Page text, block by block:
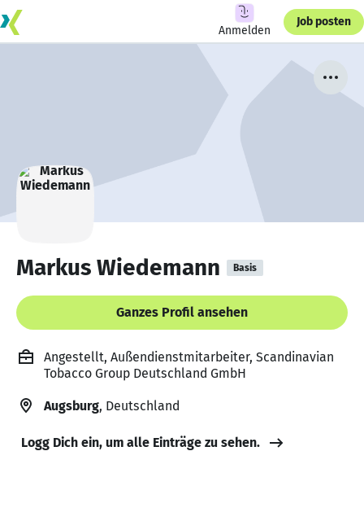
Anmelden
Job posten
Markus Wiedemann Basis
Ganzes Profil ansehen
Angestellt, Außendienstmitarbeiter, Scandinavian
Tobacco Group Deutschland GmbH
Augsburg, Deutschland
Logg Dich ein, um alle Einträge zu sehen.